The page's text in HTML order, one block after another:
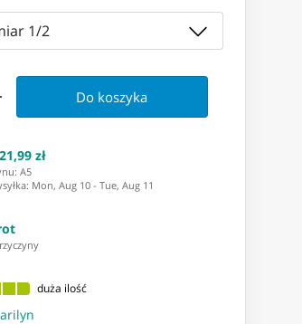
1/2
Do koszyka
21,99 zł
⁨A5⁩
: Mon, Aug 10 -Tue, Aug 11
duża ilość